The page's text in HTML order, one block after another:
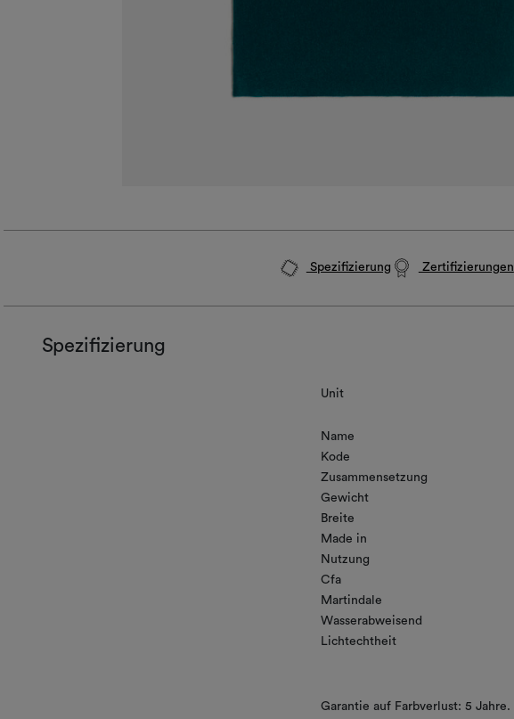
Spezifizierung Zertifizierungen
Spezifizierung
Unit
Name
Kode
Zusammensetzung
Gewicht
Breite
Made in
Nutzung
Cfa
Martindale
Wasserabweisend
Lichtechtheit
Garantie auf Farbverlust: 5 Jahre.